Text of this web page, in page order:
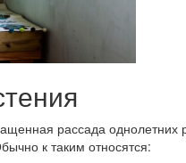
рассада
к таким относятся: